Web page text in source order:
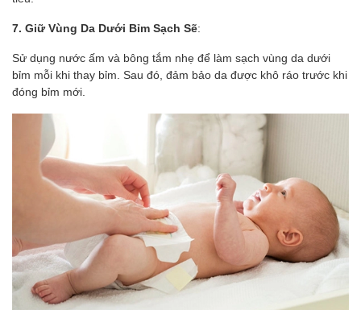
7. Giữ Vùng Da Dưới Bỉm Sạch Sẽ:
Sử dụng nước ấm và bông tắm nhẹ để làm sạch vùng da dưới
bỉm mỗi khi thay bỉm. Sau đó, đảm bảo da được khô ráo trước khi
đóng bỉm mới.